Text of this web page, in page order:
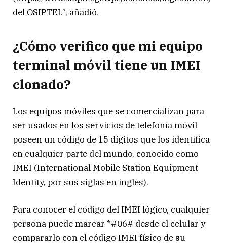
del OSIPTEL”, añadió.
¿Cómo verifico que mi equipo
terminal móvil tiene un IMEI
clonado?
Los equipos móviles que se comercializan para
ser usados en los servicios de telefonía móvil
poseen un código de 15 dígitos que los identifica
en cualquier parte del mundo, conocido como
IMEI (International Mobile Station Equipment
Identity, por sus siglas en inglés).
Para conocer el código del IMEI lógico, cualquier
persona puede marcar *#06# desde el celular y
compararlo con el código IMEI físico de su